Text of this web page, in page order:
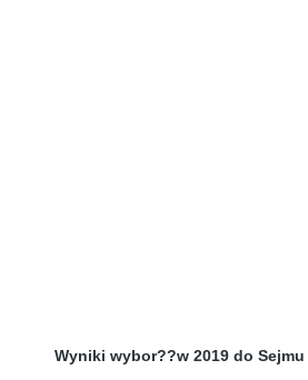
Wyniki wybor??w 2019 do